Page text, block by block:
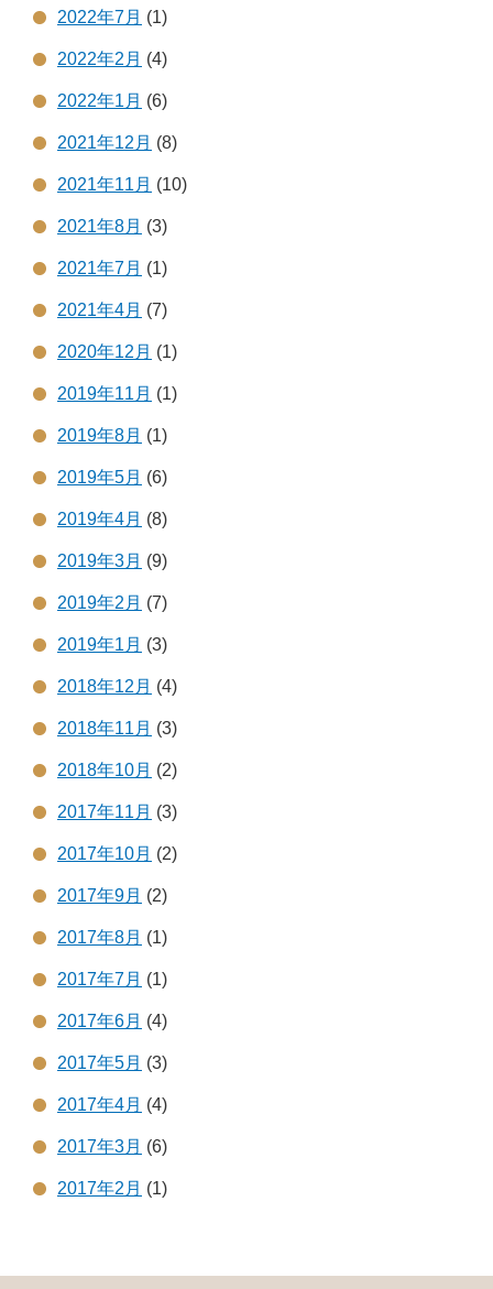
2022年7月 (1)
2022年2月 (4)
2022年1月 (6)
2021年12月 (8)
2021年11月 (10)
2021年8月 (3)
2021年7月 (1)
2021年4月 (7)
2020年12月 (1)
2019年11月 (1)
2019年8月 (1)
2019年5月 (6)
2019年4月 (8)
2019年3月 (9)
2019年2月 (7)
2019年1月 (3)
2018年12月 (4)
2018年11月 (3)
2018年10月 (2)
2017年11月 (3)
2017年10月 (2)
2017年9月 (2)
2017年8月 (1)
2017年7月 (1)
2017年6月 (4)
2017年5月 (3)
2017年4月 (4)
2017年3月 (6)
2017年2月 (1)